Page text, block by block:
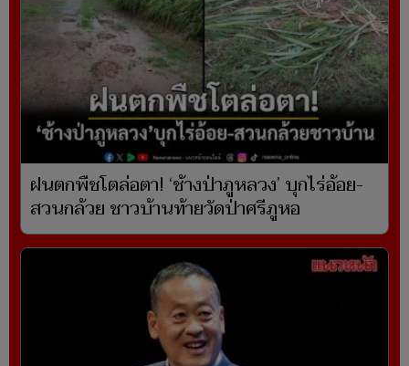
ฝนตกพืชโตล่อตา! ‘ช้างป่าภูหลวง’ บุกไร่อ้อย-
สวนกล้วย ชาวบ้านท้ายวัดป่าศรีภูหอ